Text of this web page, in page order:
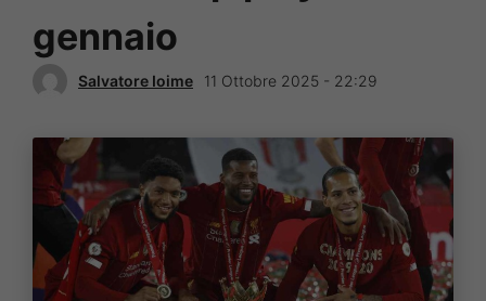
gennaio
Salvatore Ioime 11 Ottobre 2025 - 22:29